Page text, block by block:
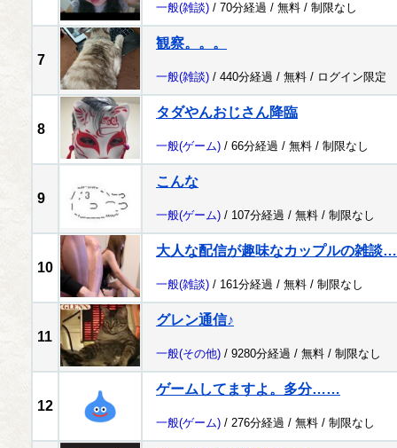
一般(雑談) / 70分経過 / 無料 / 制限なし
7
観察。。。
一般(雑談) / 440分経過 / 無料 / ログイン限定
8
タダやんおじさん降臨
一般(ゲーム) / 66分経過 / 無料 / 制限なし
9
こんな
一般(ゲーム) / 107分経過 / 無料 / 制限なし
10
大人な配信が趣味なカップルの雑談…
一般(雑談) / 161分経過 / 無料 / 制限なし
11
グレン通信♪
一般(その他) / 9280分経過 / 無料 / 制限なし
12
ゲームしてますよ。多分……
一般(ゲーム) / 276分経過 / 無料 / 制限なし